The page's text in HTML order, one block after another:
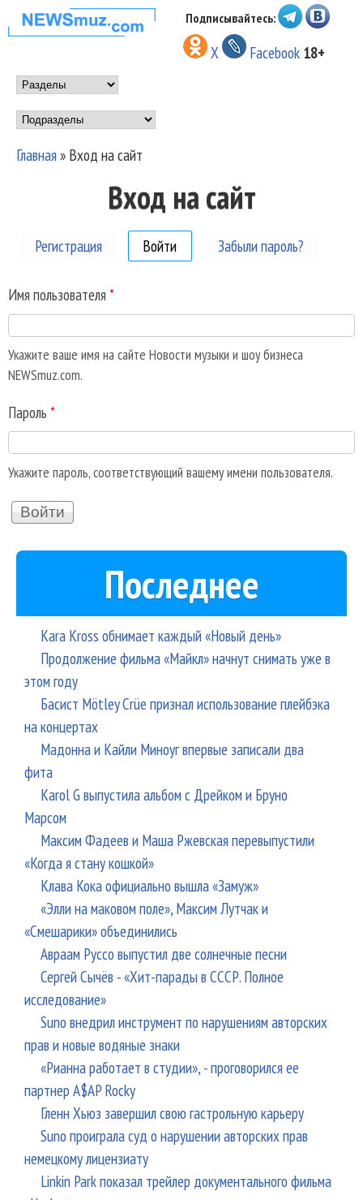
Перейти к основному
содержанию
НОВОСТИ
МУЗЫКИ И
ШОУ БИЗНЕСА
NEWSMUZ.COM
Подписывайтесь:
X Facebook 18+
Main menu
Подразделы
Вы здесь
Главная» Вход на сайт
Вход на сайт
Регистрация Войти (активная вкладка)
Забыли пароль?
Имя пользователя *
Укажите ваше имя на сайте Новости музыки и шоу бизнеса
NEWSmuz.com.
Пароль *
Укажите пароль, соответствующий вашему имени пользователя.
Последнее
Kara Kross обнимает каждый «Новый день»
Продолжение фильма «Майкл» начнут снимать уже в
этом году
Басист Mötley Crüe признал использование плейбэка
на концертах
Мадонна и Кайли Миноуг впервые записали два
фита
Karol G выпустила альбом с Дрейком и Бруно
Марсом
Максим Фадеев и Маша Ржевская перевыпустили
«Когда я стану кошкой»
Клава Кока официально вышла «Замуж»
«Элли на маковом поле», Максим Лутчак и
«Смешарики» объединились
Авраам Руссо выпустил две солнечные песни
Сергей Сычёв - «Хит-парады в СССР. Полное
исследование»
Suno внедрил инструмент по нарушениям авторских
прав и новые водяные знаки
«Рианна работает в студии», - проговорился ее
партнер A$AP Rocky
Гленн Хьюз завершил свою гастрольную карьеру
Suno проиграла суд о нарушении авторских прав
немецкому лицензиату
Linkin Park показал трейлер документального фильма